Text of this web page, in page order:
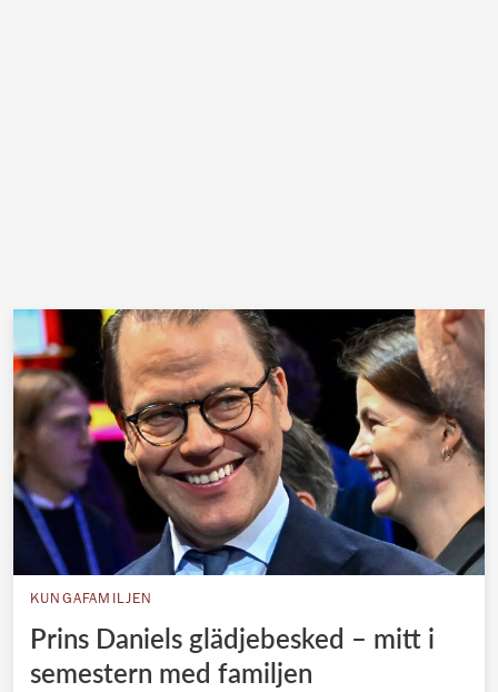
KUNGAFAMILJEN
Prins Daniels glädjebesked – mitt i
semestern med familjen